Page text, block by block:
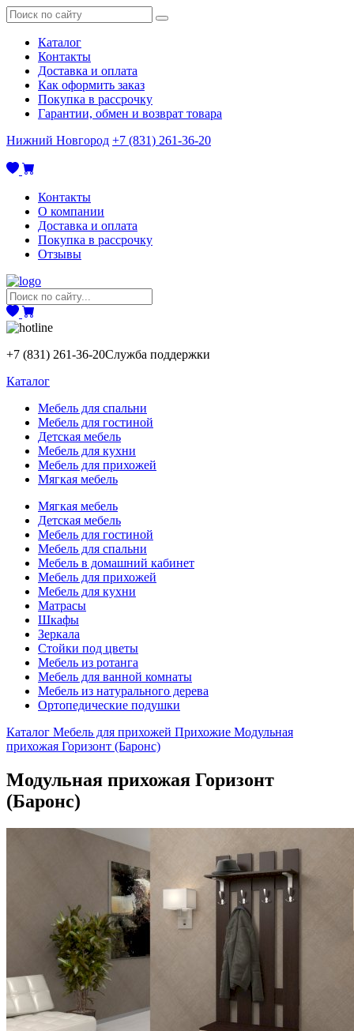
Каталог
Контакты
Доставка и оплата
Как оформить заказ
Покупка в рассрочку
Гарантии, обмен и возврат товара
Нижний Новгород +7 (831) 261-36-20
Контакты
О компании
Доставка и оплата
Покупка в рассрочку
Отзывы
+7 (831) 261-36-20Служба поддержки
Каталог
Мебель для спальни
Мебель для гостиной
Детская мебель
Мебель для кухни
Мебель для прихожей
Мягкая мебель
Мягкая мебель
Детская мебель
Мебель для гостиной
Мебель для спальни
Мебель в домашний кабинет
Мебель для прихожей
Мебель для кухни
Матрасы
Шкафы
Зеркала
Стойки под цветы
Мебель из ротанга
Мебель для ванной комнаты
Мебель из натурального дерева
Ортопедические подушки
Каталог Мебель для прихожей Прихожие Модульная
прихожая Горизонт (Баронс)
Модульная прихожая Горизонт
(Баронс)